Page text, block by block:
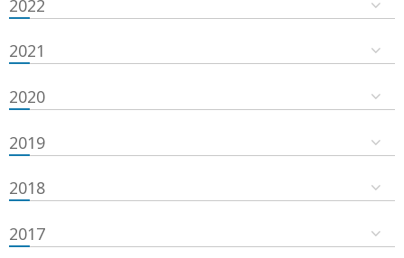
2022
2021
2020
2019
2018
2017